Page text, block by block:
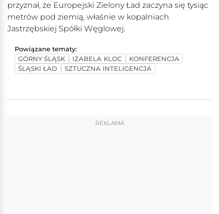
przyznał, że Europejski Zielony Ład zaczyna się tysiąc
metrów pod ziemią, właśnie w kopalniach
Jastrzębskiej Spółki Węglowej.
Powiązane tematy:
GÓRNY ŚLĄSK
IZABELA KLOC
KONFERENCJA
ŚLĄSKI ŁAD
SZTUCZNA INTELIGENCJA
REKLAMA